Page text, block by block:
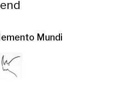
end
Mundi